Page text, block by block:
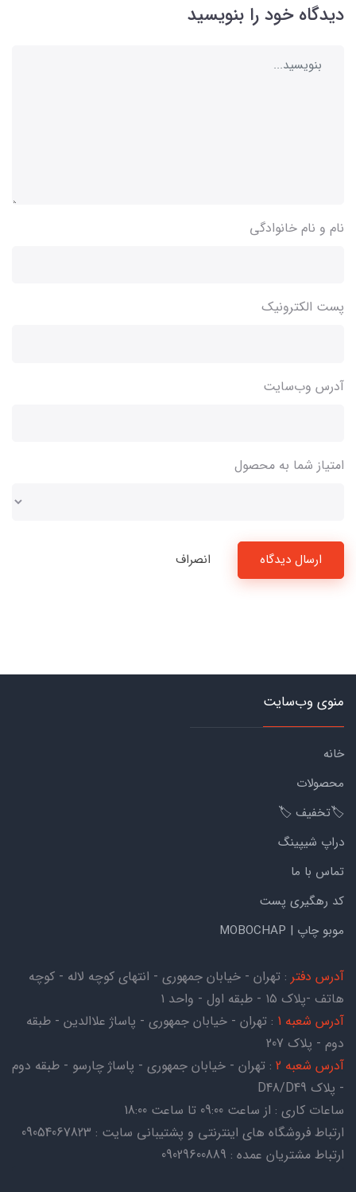
دیدگاه خود را بنویسید
نام و نام خانوادگی
پست الکترونیک
آدرس وب‌سایت
امتیاز شما به محصول
ارسال دیدگاه انصراف
منوی وب‌سایت
خانه
محصولات
🏷️تخفیف 🏷️
دراپ شیپینگ
تماس با ما
کد رهگیری پست
موبو چاپ | MOBOCHAP
آدرس دفتر : تهران - خیابان جمهوری - انتهای کوچه لاله - کوچه
هاتف -پلاک ۱۵ - طبقه اول - واحد ۱
آدرس شعبه 1
: تهران - خیابان جمهوری - پاساژ علاالدین - طبقه
دوم - پلاک 207
آدرس شعبه 2
: تهران - خیابان جمهوری - پاساژ چارسو - طبقه دوم
- پلاک D48/D49
ساعات کاری : از ساعت 09:00 تا ساعت 18:00
ارتباط فروشگاه های اینترنتی و پشتیبانی سایت : 09054067823
ارتباط مشتریان عمده : 09029600889